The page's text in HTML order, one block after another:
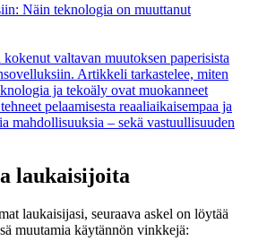
Näin teknologia on muuttanut
valtavan muutoksen paperisista
Artikkeli tarkastelee, miten
ja tekoäly ovat muokanneet
pelaamisesta reaaliaikaisempaa ja
mahdollisuuksia – sekä vastuullisuuden
laukaisijoita
laukaisijasi, seuraava askel on löytää
muutamia käytännön vinkkejä: